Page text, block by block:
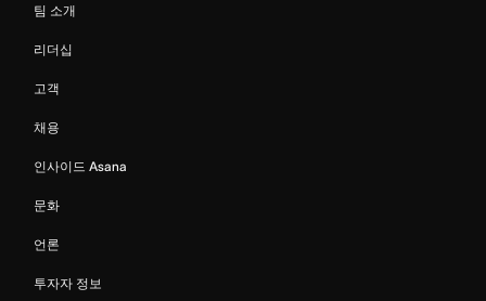
팀 소개
리더십
고객
채용
인사이드 Asana
문화
언론
투자자 정보